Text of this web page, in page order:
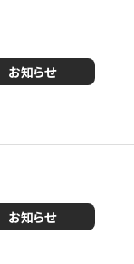
お知らせ
お知らせ